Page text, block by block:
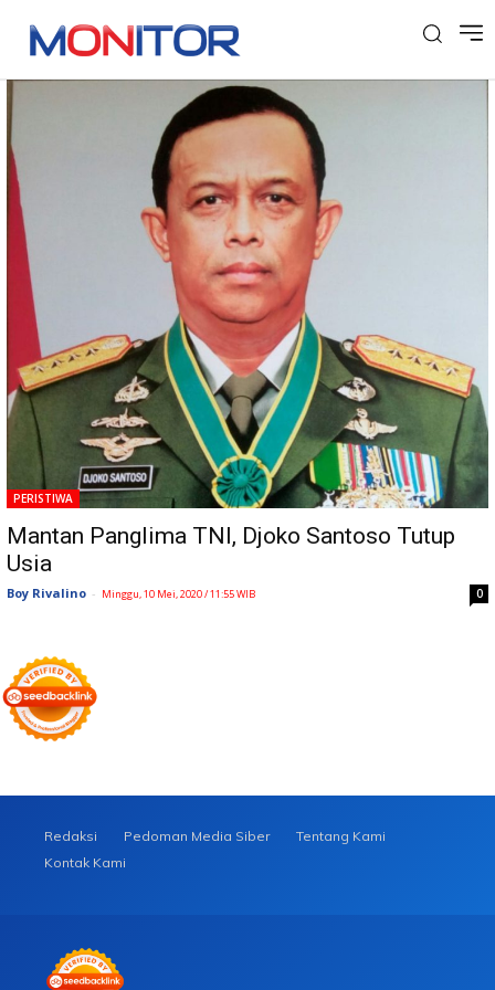
Tag: Djoko Santoso Meninggal
PERISTIWA
Mantan Panglima TNI, Djoko Santoso Tutup
Usia
Boy Rivalino - Minggu, 10 Mei, 2020 / 11:55 WIB 0
Redaksi Pedoman Media Siber
Tentang Kami
Kontak Kami